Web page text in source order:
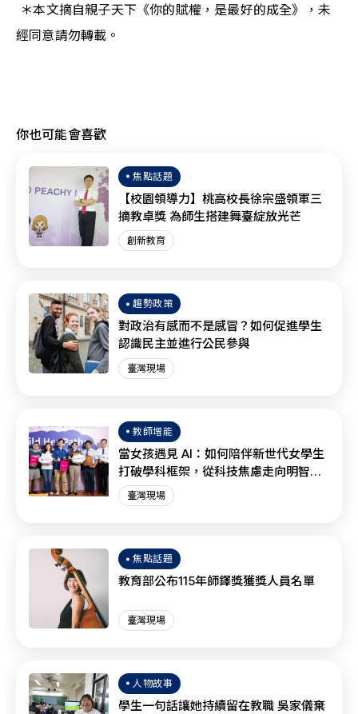
＊本文摘自親子天下《你的賦權，是最好的成全》，未
經同意請勿轉載。
你也可能會喜歡
焦點話題
【校園領導力】桃高校長徐宗盛領軍三
摘教卓獎 為師生搭建舞臺綻放光芒
創新教育
趨勢政策
對政治有感而不是感冒？如何促進學生
認識民主並進行公民參與
臺灣現場
教師增能
當女孩遇見 AI：如何陪伴新世代女學生
打破學科框架，從科技焦慮走向明智協
作？
臺灣現場
焦點話題
教育部公布115年師鐸獎獲獎人員名單
臺灣現場
人物故事
學生一句話讓她持續留在教職 吳家儀棄